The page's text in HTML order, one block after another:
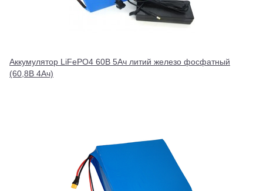
Аккумулятор LiFePO4 60В 5Ач литий железо фосфатный
(60,8В 4Ач)